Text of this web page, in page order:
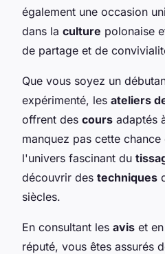
également une occasion
dans la culture polonaise
de partage et de
Que vous soyez un
expérimenté, les ateliers
offrent des cours adaptés
manquez pas cette
l'univers fascinant du
découvrir des techniques
siècles.
En consultant les avis et
réputé, vous êtes assurés